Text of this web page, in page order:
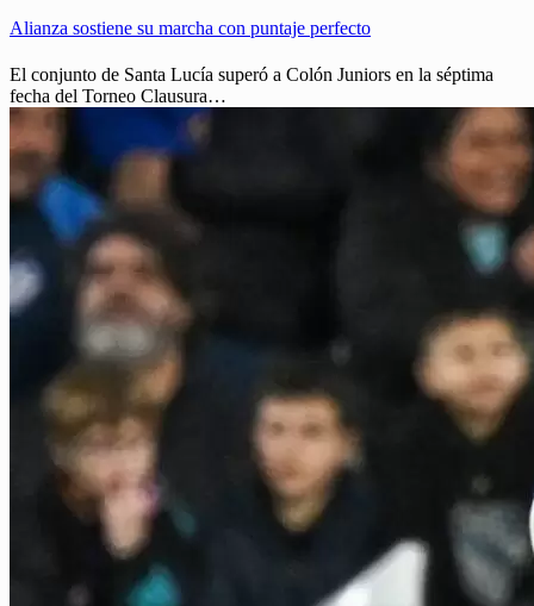
Alianza sostiene su marcha con puntaje perfecto
El conjunto de Santa Lucía superó a Colón Juniors en la séptima
fecha del Torneo Clausura…